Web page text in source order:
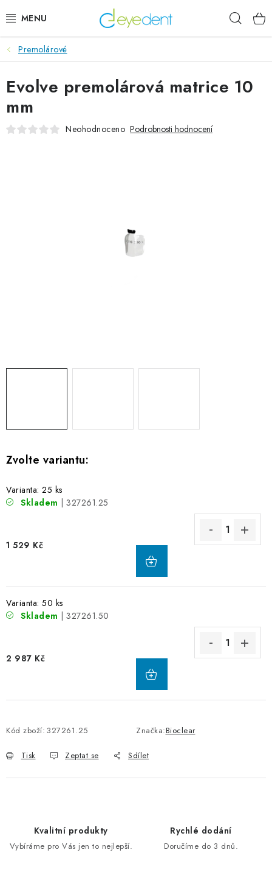
na
E-SHOP
IMPLANTÁTY GLOBAL D
NOVINKY
Premolárové
Varianta: 25 ks
Skladem
| 327261.25
1 529 Kč
Varianta: 50 ks
Skladem
| 327261.50
2 987 Kč
Kód zboží: 327261.25 Značka:Bioclear
Tisk Zeptat se Sdílet
Evolve premolárová matrice 10
mm
Neohodnoceno Podrobnosti hodnocení
Kvalitní produkty
Vybíráme pro Vás jen to nejlepší.
Rychlé dodání
Doručíme do 3 dnů.